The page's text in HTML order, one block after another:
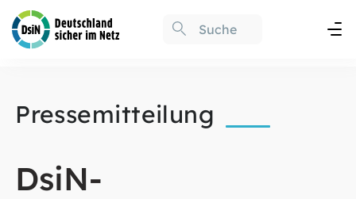
Pressemitteilung
DsiN-